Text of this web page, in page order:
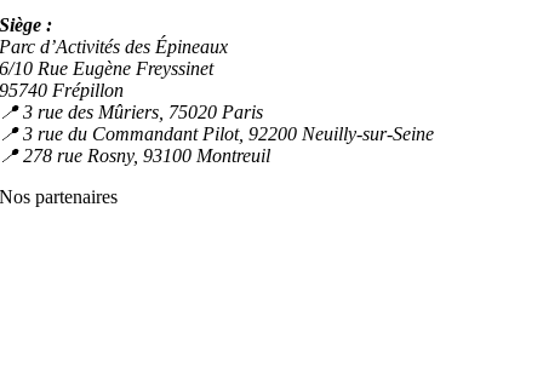
Siège :
Parc d’Activités des Épineaux
6/10 Rue Eugène Freyssinet
95740 Frépillon
📍 3 rue des Mûriers, 75020 Paris
📍 3 rue du Commandant Pilot, 92200 Neuilly-sur-Seine
📍 278 rue Rosny, 93100 Montreuil
Nos partenaires